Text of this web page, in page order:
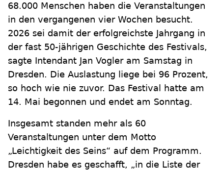
68.000 Menschen haben die Veranstaltungen
in den vergangenen vier Wochen besucht.
2026 sei damit der erfolgreichste Jahrgang in
der fast 50-jährigen Geschichte des Festivals,
sagte Intendant Jan Vogler am Samstag in
Dresden. Die Auslastung liege bei 96 Prozent,
so hoch wie nie zuvor. Das Festival hatte am
14. Mai begonnen und endet am Sonntag.
Insgesamt standen mehr als 60
Veranstaltungen unter dem Motto
„Leichtigkeit des Seins“ auf dem Programm.
Dresden habe es geschafft, „in die Liste der